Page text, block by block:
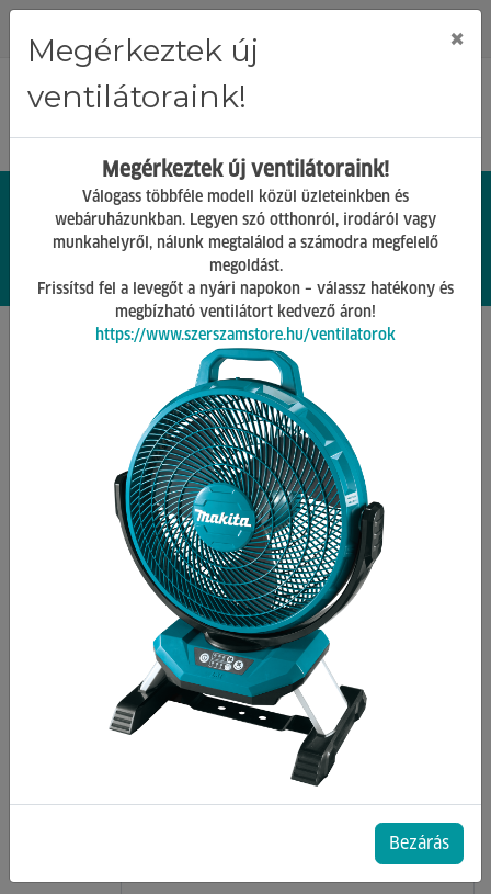
0 0.
Pneumatika, Hidraulika
kennedy 40mm .x 0-12 bar nyomásmérő óra
Megérkeztek új
ventilátoraink!
×
Megérkeztek új ventilátoraink!
Válogass többféle modell közül üzleteinkben és
webáruházunkban. Legyen szó otthonról, irodáról vagy
munkahelyről, nálunk megtalálod a számodra megfelelő
megoldást.
Frissítsd fel a levegőt a nyári napokon – válassz hatékony és
megbízható ventilátort kedvező áron!
https://www.szerszamstore.hu/ventilatorok
Bezárás